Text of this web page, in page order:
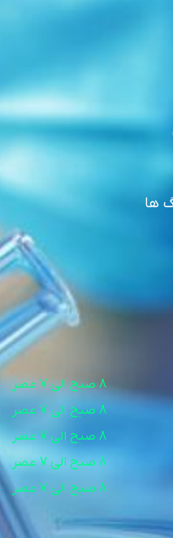
ها
8 صبح الی 7 عصر
8 صبح الی 7 عصر
8 صبح الی 7 عصر
8 صبح الی 7 عصر
8 صبح الی 7 عصر